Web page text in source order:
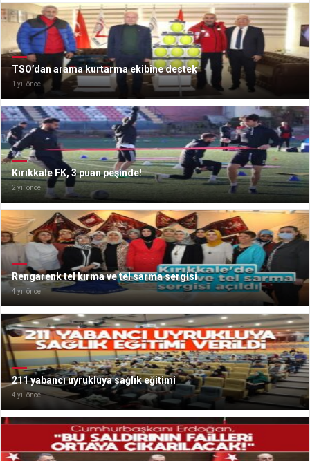
TSO’dan arama kurtarma ekibine destek
1 yıl önce
Kırıkkale FK, 3 puan peşinde!
2 yıl önce
Rengarenk tel kırma ve tel sarma sergisi
4 yıl önce
211 yabancı uyrukluya sağlık eğitimi
4 yıl önce